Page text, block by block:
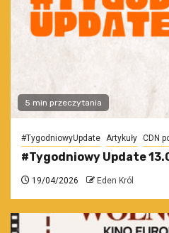
5 min przeczytania
#TygodniowyUpdate Artykuły CDN
#Tygodniowy Update
19/04/2026 Eden Król